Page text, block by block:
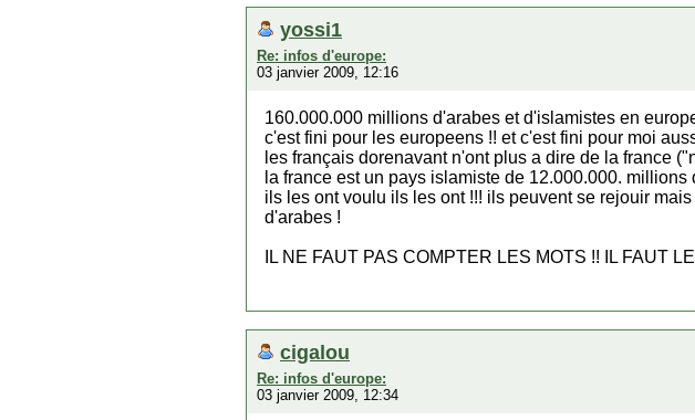
yossi1
Re: infos d'europe:
03 janvier 2009, 12:16
160.000.000 millions d'arabes et d'islamistes en
c'est fini pour les europeens !! et c'est fini pour moi
les français dorenavant n'ont plus a dire de la france
la france est un pays islamiste de 12.000.000. millions
ils les ont voulu ils les ont !!! ils peuvent se rejouir
d'arabes !
IL NE FAUT PAS COMPTER LES MOTS !! IL FAUT
cigalou
Re: infos d'europe:
03 janvier 2009, 12:34